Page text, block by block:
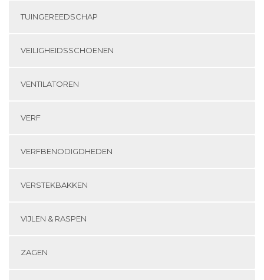
TUINGEREEDSCHAP
VEILIGHEIDSSCHOENEN
VENTILATOREN
VERF
VERFBENODIGDHEDEN
VERSTEKBAKKEN
VIJLEN & RASPEN
ZAGEN